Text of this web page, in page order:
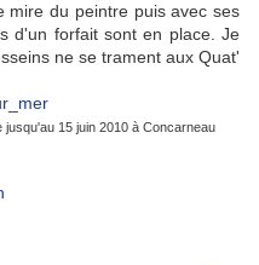
mire du peintre puis avec ses
d'un forfait sont en place. Je
ne se trament aux Quat'
15 juin 2010 à Concarneau